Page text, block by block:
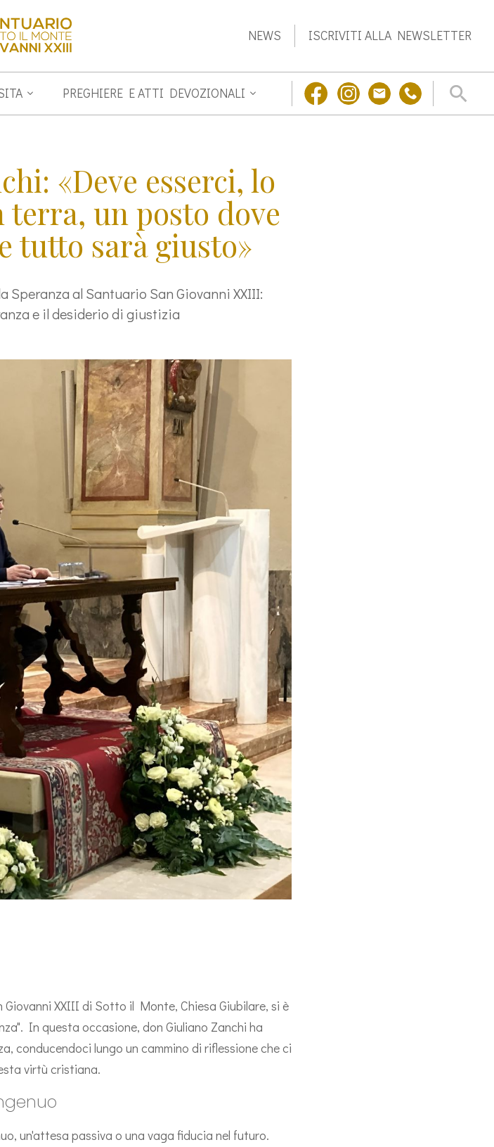
NEWS ISCRIVITI ALLA NEWSLETTER
PREGHIERE E ATTI DEVOZIONALI
«Deve esserci, lo
un posto dove
tutto sarà giusto»
Speranza al Santuario San Giovanni XXIII:
e il desiderio di giustizia
XXIII di Sotto il Monte, Chiesa Giubilare, si è
In questa occasione, don Giuliano Zanchi ha
conducendoci lungo un cammino di riflessione che ci
virtù cristiana.
un'attesa passiva o una vaga fiducia nel futuro.